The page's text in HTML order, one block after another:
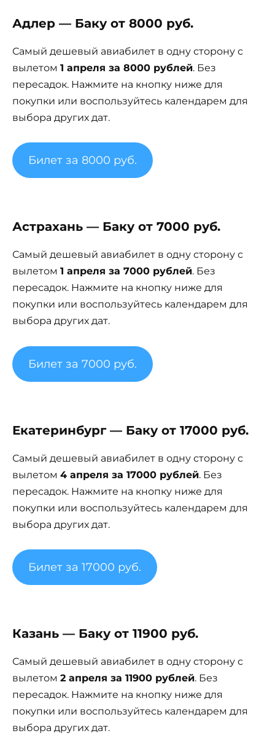
Адлер — Баку от 8000 руб.
Самый дешевый авиабилет в одну сторону с
вылетом 1 апреля за 8000 рублей. Без
пересадок. Нажмите на кнопку ниже для
покупки или воспользуйтесь календарем для
выбора других дат.
Билет за 8000 руб.
Астрахань — Баку от 7000 руб.
Самый дешевый авиабилет в одну сторону с
вылетом 1 апреля за 7000 рублей. Без
пересадок. Нажмите на кнопку ниже для
покупки или воспользуйтесь календарем для
выбора других дат.
Билет за 7000 руб.
Екатеринбург — Баку от 17000 руб.
Самый дешевый авиабилет в одну сторону с
вылетом 4 апреля за 17000 рублей. Без
пересадок. Нажмите на кнопку ниже для
покупки или воспользуйтесь календарем для
выбора других дат.
Билет за 17000 руб.
Казань — Баку от 11900 руб.
Самый дешевый авиабилет в одну сторону с
вылетом 2 апреля за 11900 рублей. Без
пересадок. Нажмите на кнопку ниже для
покупки или воспользуйтесь календарем для
выбора других дат.